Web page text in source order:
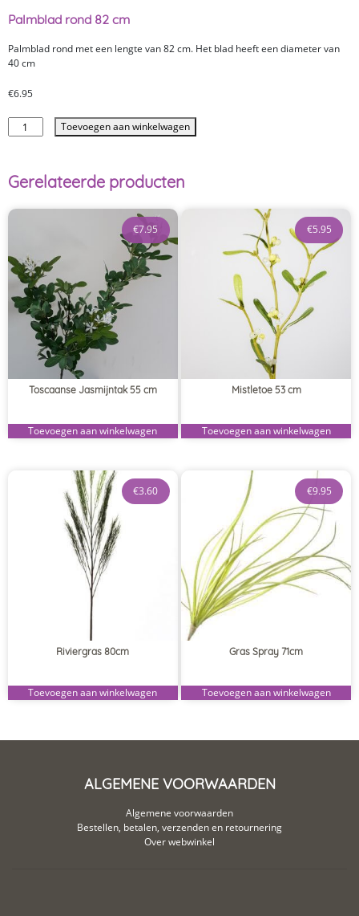
Palmblad rond 82 cm
Palmblad rond met een lengte van 82 cm. Het blad heeft een diameter van
40 cm
€6.95
Toevoegen aan winkelwagen
Gerelateerde producten
Toscaanse Jasmijntak 55 cm
€7.95
Toevoegen aan winkelwagen
Mistletoe 53 cm
€5.95
Toevoegen aan winkelwagen
Riviergras 80cm
€3.60
Toevoegen aan winkelwagen
Gras Spray 71cm
€9.95
Toevoegen aan winkelwagen
ALGEMENE VOORWAARDEN
Algemene voorwaarden
Bestellen, betalen, verzenden en retournering
Over webwinkel